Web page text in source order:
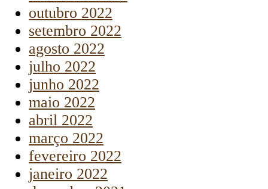
outubro 2022
setembro 2022
agosto 2022
julho 2022
junho 2022
maio 2022
abril 2022
março 2022
fevereiro 2022
janeiro 2022